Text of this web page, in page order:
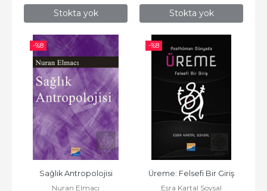
Stokta yok Stokta yok
-%8
Sağlık Antropolojisi
Nuran Elmacı
-%8
Üreme: Felsefi Bir Giriş
Esra Kartal Soysal